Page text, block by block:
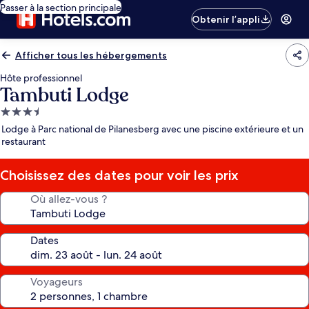
Passer à la section principale
Obtenir l’appli
Afficher tous les hébergements
Hôte professionnel
Tambuti Lodge
Hébergement
3.5 étoiles
Lodge à Parc national de Pilanesberg avec une piscine extérieure et un
restaurant
Choisissez des dates pour voir les prix
Où allez-vous ?
Dates
Voyageurs